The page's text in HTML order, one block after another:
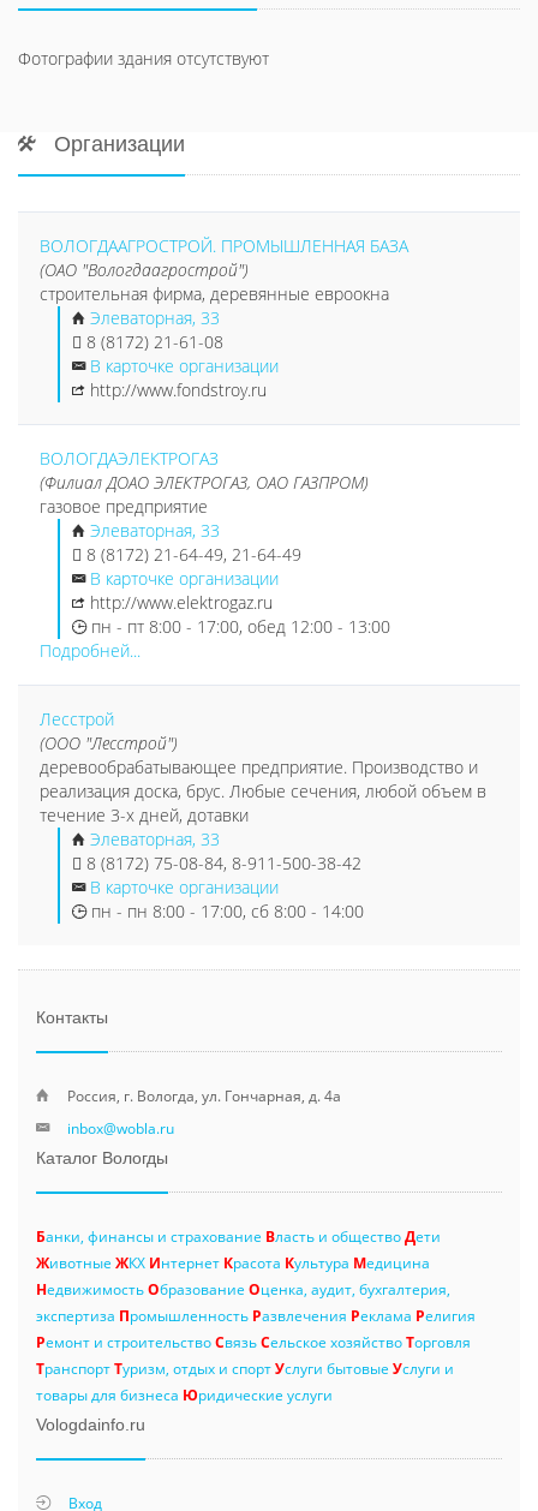
Фотографии здания отсутствуют
Организации
ВОЛОГДААГРОСТРОЙ. ПРОМЫШЛЕННАЯ БАЗА
(ОАО "Вологдаагрострой")
строительная фирма, деревянные евроокна
Элеваторная, 33
8 (8172) 21-61-08
В карточке организации
http://www.fondstroy.ru
ВОЛОГДАЭЛЕКТРОГАЗ
(Филиал ДОАО ЭЛЕКТРОГАЗ, ОАО ГАЗПРОМ)
газовое предприятие
Элеваторная, 33
8 (8172) 21-64-49, 21-64-49
В карточке организации
http://www.elektrogaz.ru
пн - пт 8:00 - 17:00, обед 12:00 - 13:00
Подробней...
Лесстрой
(ООО "Лесстрой")
деревообрабатывающее предприятие. Производство и
реализация доска, брус. Любые сечения, любой объем в
течение 3-х дней, дотавки
Элеваторная, 33
8 (8172) 75-08-84, 8-911-500-38-42
В карточке организации
пн - пн 8:00 - 17:00, сб 8:00 - 14:00
Контакты
Россия, г. Вологда, ул. Гончарная, д. 4а
inbox@wobla.ru
Каталог Вологды
Банки, финансы и страхование Власть и обществоДети
Животные ЖКХ Интернет Красота Культура Медицина
НедвижимостьОбразование Оценка, аудит, бухгалтерия,
экспертиза Промышленность Развлечения Реклама Религия
Ремонт и строительствоСвязьСельское хозяйствоТорговля
ТранспортТуризм, отдых и спортУслуги бытовые Услуги и
товары для бизнеса Юридические услуги
Vologdainfo.ru
Вход